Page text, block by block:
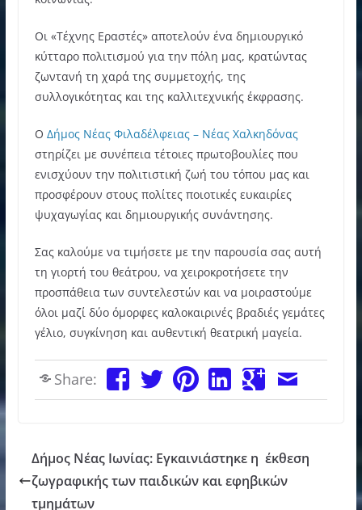
Οι «Τέχνης Εραστές» αποτελούν ένα δημιουργικό
κύτταρο πολιτισμού για την πόλη μας, κρατώντας
ζωντανή τη χαρά της συμμετοχής, της
συλλογικότητας και της καλλιτεχνικής έκφρασης.
Ο Δήμος Νέας Φιλαδέλφειας – Νέας Χαλκηδόνας
στηρίζει με συνέπεια τέτοιες πρωτοβουλίες που
ενισχύουν την πολιτιστική ζωή του τόπου μας και
προσφέρουν στους πολίτες ποιοτικές ευκαιρίες
ψυχαγωγίας και δημιουργικής συνάντησης.
Σας καλούμε να τιμήσετε με την παρουσία σας αυτή
τη γιορτή του θεάτρου, να χειροκροτήσετε την
προσπάθεια των συντελεστών και να μοιραστούμε
όλοι μαζί δύο όμορφες καλοκαιρινές βραδιές γεμάτες
γέλιο, συγκίνηση και αυθεντική θεατρική μαγεία.
Share:
Δήμος Νέας Ιωνίας: Εγκαινιάστηκε η έκθεση
ζωγραφικής των παιδικών και εφηβικών
τμημάτων